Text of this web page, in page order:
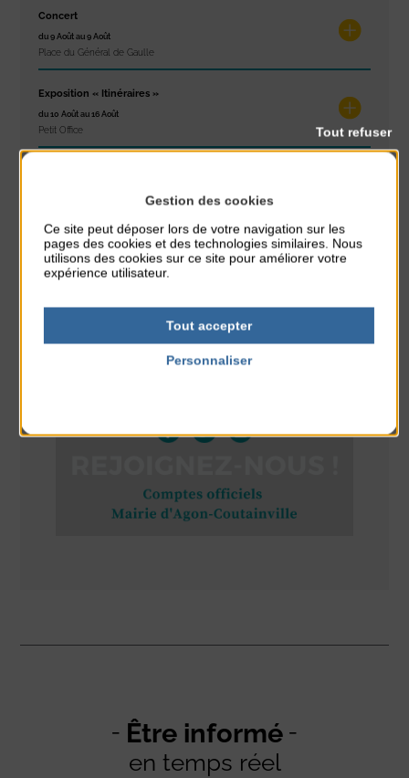
Concert
du 9 Août au 9 Août
Place du Général de Gaulle
Exposition « Itinéraires »
du 10 Août au 16 Août
Petit Office
Stretching
du 10 Août au 14 Août
Être informé
en temps réel
Gestion des cookies
Ce site peut déposer lors de votre navigation sur les
pages des cookies et des technologies similaires. Nous
utilisons des cookies sur ce site pour améliorer votre
expérience utilisateur.
Tout accepter
Tout refuser
Personnaliser